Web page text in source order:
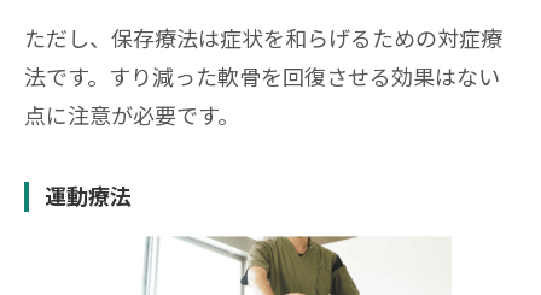
ただし、保存療法は症状を和らげるための対症療
法です。すり減った軟骨を回復させる効果はない
点に注意が必要です。
運動療法